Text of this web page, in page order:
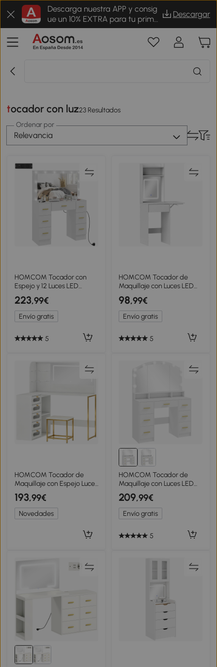
Descarga nuestra APP y consig
ue un 10% EXTRA para tu prime
r pedido
Descargar
tocador con luz23 Resultados
Ordenar por
Relevancia
HOMCOM Tocador con
Espejo y 12 Luces LED
Tocador con 7 Cajones 6
Compartimentos Ocultos
Deslizantes Aglomerado
Blanco
223,99€
Envío gratis
5
HOMCOM Tocador de
Maquillaje con Luces LED
de Color Ajustable y Espejo
Lateral Abatible Cajón
Compartimentos Abiertos
Blanco
98,99€
Envío gratis
5
HOMCOM Tocador de
Maquillaje con Espejo Luces
LED Taburete 5 Cajones 2
Compartimentos y 2
Estantes de Cristal Blanco
193,99€
Novedades
HOMCOM Tocador de
Maquillaje con Luces LED
de 3 Colores Tocador con
Espejo 7 Cajones y 3
Compartimentos Blanco
209,99€
Envío gratis
5